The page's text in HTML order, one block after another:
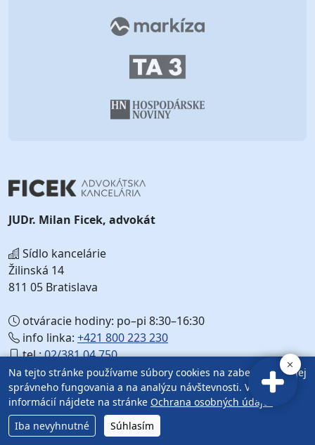
JUDr. Milan Ficek, advokát
Sídlo kancelárie
Žilinská 14
811 05 Bratislava
otváracie hodiny: po–pi 8:30–16:30
info linka: +421 800 223 230
tel.:02/381 04 750
email:office@ficek.sk
web:Ficek.sk
NAŠE POSLANIE
Na tejto stránke používame súbory cookies na zabezpečenie jej
správneho fungovania a na analýzu návštevnosti. Viac
informácií nájdete na stránke Ochrana osobných údajov
Iba nevyhnutné
Súhlasím